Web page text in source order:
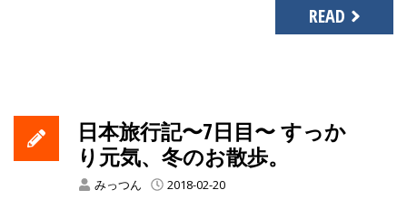
READ
日本旅行記〜7日目〜 すっか
り元気、冬のお散歩。
みっつん 2018-02-20